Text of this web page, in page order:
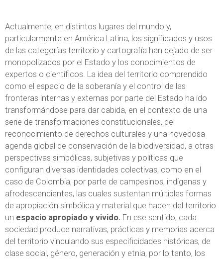
Actualmente, en distintos lugares del mundo y,
particularmente en América Latina, los significados y usos
de las categorías territorio y cartografía han dejado de ser
monopolizados por el Estado y los conocimientos de
expertos o científicos. La idea del territorio comprendido
como el espacio de la soberanía y el control de las
fronteras internas y externas por parte del Estado ha ido
transformándose para dar cabida, en el contexto de una
serie de transformaciones constitucionales, del
reconocimiento de derechos culturales y una novedosa
agenda global de conservación de la biodiversidad, a otras
perspectivas simbólicas, subjetivas y políticas que
configuran diversas identidades colectivas, como en el
caso de Colombia, por parte de campesinos, indígenas y
afrodescendientes, las cuales sustentan múltiples formas
de apropiación simbólica y material que hacen del territorio
un espacio apropiado y vivido. En ese sentido, cada
sociedad produce narrativas, prácticas y memorias acerca
del territorio vinculando sus especificidades históricas, de
clase social, género, generación y etnia, por lo tanto, los